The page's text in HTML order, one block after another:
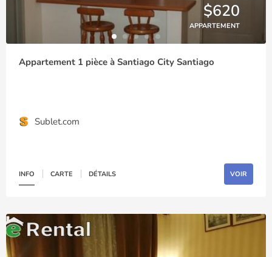
$620
APPARTEMENT
Appartement 1 pièce à Santiago City Santiago
Sublet.com
INFO CARTE DÉTAILS VOIR